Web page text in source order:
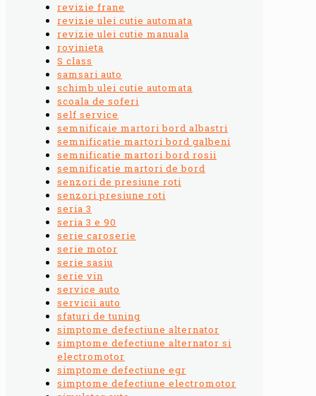
revizie frane
revizie ulei cutie automata
revizie ulei cutie manuala
rovinieta
S class
samsari auto
schimb ulei cutie automata
scoala de soferi
self service
semnificaie martori bord albastri
semnificatie martori bord galbeni
semnificatie martori bord rosii
semnificatie martori de bord
senzori de presiune roti
senzori presiune roti
seria 3
seria 3 e 90
serie caroserie
serie motor
serie sasiu
serie vin
service auto
servicii auto
sfaturi de tuning
simptome defectiune alternator
simptome defectiune alternator si
electromotor
simptome defectiune egr
simptome defectiune electromotor